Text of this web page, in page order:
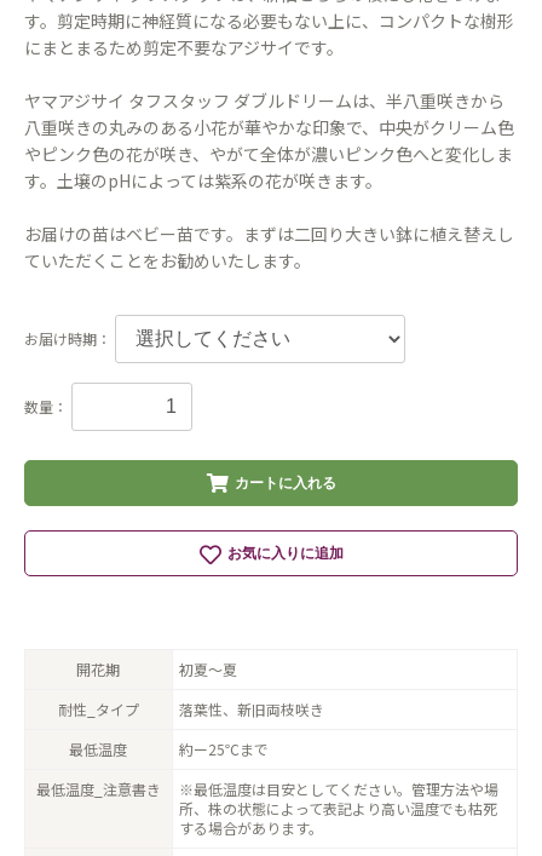
す。剪定時期に神経質になる必要もない上に、コンパクトな樹形
にまとまるため剪定不要なアジサイです。
ヤマアジサイ タフスタッフ ダブルドリームは、半八重咲きから
八重咲きの丸みのある小花が華やかな印象で、中央がクリーム色
やピンク色の花が咲き、やがて全体が濃いピンク色へと変化しま
す。土壌のpHによっては紫系の花が咲きます。
お届けの苗はベビー苗です。まずは二回り大きい鉢に植え替えし
ていただくことをお勧めいたします。
お届け時期：
数量：
カートに入れる
お気に入りに追加
開花期
初夏〜夏
耐性_タイプ
落葉性、新旧両枝咲き
最低温度
約ー25℃まで
最低温度_注意書き
※最低温度は目安としてください。管理方法や場
所、株の状態によって表記より高い温度でも枯死
する場合があります。